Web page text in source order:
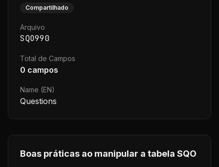
Compartilhado
Arquivo
SQO990
Total de Campos
0 campos
Name (EN)
Questions
Boas práticas ao manipular a tabela SQO